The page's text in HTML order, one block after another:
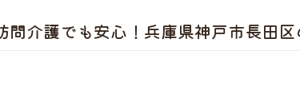
問介護でも安心！兵庫県神戸市長田